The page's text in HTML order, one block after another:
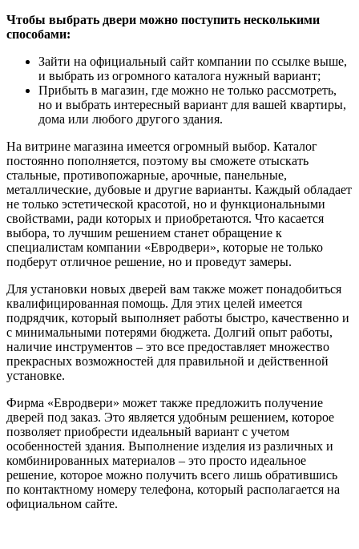
Чтобы выбрать двери можно поступить несколькими
способами:
Зайти на официальный сайт компании по ссылке выше,
и выбрать из огромного каталога нужный вариант;
Прибыть в магазин, где можно не только рассмотреть,
но и выбрать интересный вариант для вашей квартиры,
дома или любого другого здания.
На витрине магазина имеется огромный выбор. Каталог
постоянно пополняется, поэтому вы сможете отыскать
стальные, противопожарные, арочные, панельные,
металлические, дубовые и другие варианты. Каждый обладает
не только эстетической красотой, но и функциональными
свойствами, ради которых и приобретаются. Что касается
выбора, то лучшим решением станет обращение к
специалистам компании «Евродвери», которые не только
подберут отличное решение, но и проведут замеры.
Для установки новых дверей вам также может понадобиться
квалифицированная помощь. Для этих целей имеется
подрядчик, который выполняет работы быстро, качественно и
с минимальными потерями бюджета. Долгий опыт работы,
наличие инструментов – это все предоставляет множество
прекрасных возможностей для правильной и действенной
установке.
Фирма «Евродвери» может также предложить получение
дверей под заказ. Это является удобным решением, которое
позволяет приобрести идеальный вариант с учетом
особенностей здания. Выполнение изделия из различных и
комбинированных материалов – это просто идеальное
решение, которое можно получить всего лишь обратившись
по контактному номеру телефона, который располагается на
официальном сайте.